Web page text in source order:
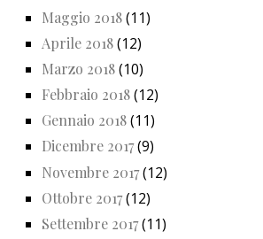
Maggio 2018(11)
Aprile 2018(12)
Marzo 2018(10)
Febbraio 2018(12)
Gennaio 2018(11)
Dicembre 2017(9)
Novembre 2017(12)
Ottobre 2017(12)
Settembre 2017(11)